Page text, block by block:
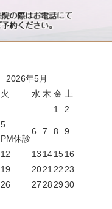
2026年5月
火 水 木 金 土
1
2
5
PM休診
6 7 8 9
12 13 141516
19 2021 22 23
26 27 28 2930